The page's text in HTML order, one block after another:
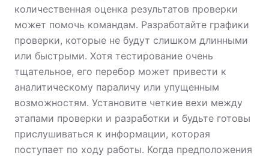
количественная оценка результатов проверки
может помочь командам. Разработайте графики
проверки, которые не будут слишком длинными
или быстрыми. Хотя тестирование очень
тщательное, его перебор может привести к
аналитическому параличу или упущенным
возможностям. Установите четкие вехи между
этапами проверки и разработки и будьте готовы
прислушиваться к информации, которая
поступает по ходу работы. Когда предположения